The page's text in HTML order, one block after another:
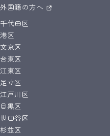
外国籍の方へ
千代田区
港区
文京区
台東区
江東区
足立区
江戸川区
目黒区
世田谷区
杉並区